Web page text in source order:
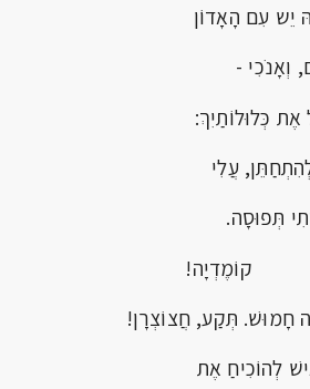
עִם הָאָדוֹן
-
כְּלוּלוֹתַיִךְ:
עֲלִי
תְּפוּסָה.
חָמוּשׁ. תְּקַע, חֲצוֹצְרָן!
לְהוֹכִיחַ אֶת